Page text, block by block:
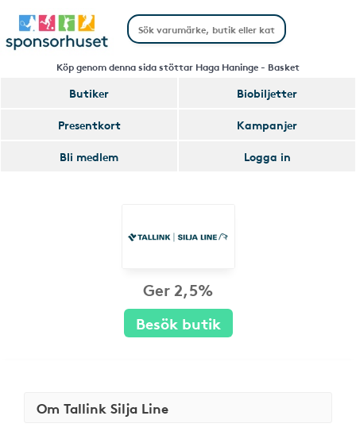
Köp genom denna sida stöttar Haga Haninge - Basket
Butiker
Biobiljetter
Presentkort
Kampanjer
Bli medlem
Logga in
Ger 2,5%
Besök butik
Om Tallink Silja Line